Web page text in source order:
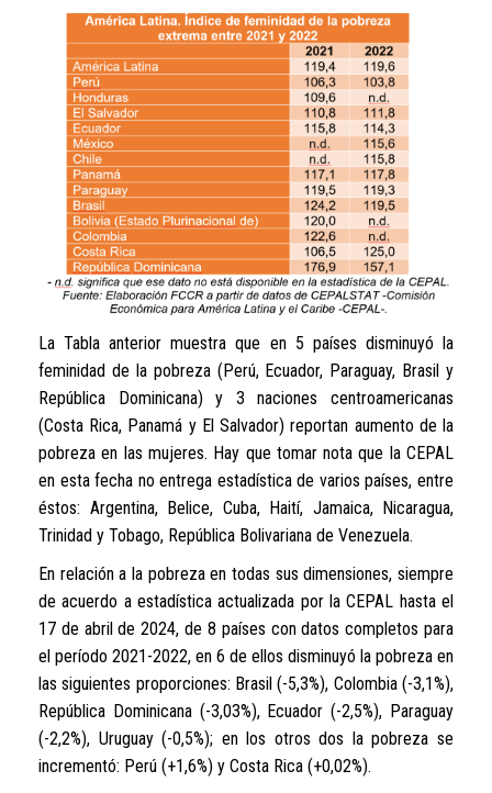
La Tabla anterior muestra que en 5 países disminuyó la
feminidad de la pobreza (Perú, Ecuador, Paraguay, Brasil y
República Dominicana) y 3 naciones centroamericanas
(Costa Rica, Panamá y El Salvador) reportan aumento de la
pobreza en las mujeres. Hay que tomar nota que la CEPAL
en esta fecha no entrega estadística de varios países, entre
éstos: Argentina, Belice, Cuba, Haití, Jamaica, Nicaragua,
Trinidad y Tobago, República Bolivariana de Venezuela.
En relación a la pobreza en todas sus dimensiones, siempre
de acuerdo a estadística actualizada por la CEPAL hasta el
17 de abril de 2024, de 8 países con datos completos para
el período 2021-2022, en 6 de ellos disminuyó la pobreza en
las siguientes proporciones: Brasil (-5,3%), Colombia (-3,1%),
República Dominicana (-3,03%), Ecuador (-2,5%), Paraguay
(-2,2%), Uruguay (-0,5%); en los otros dos la pobreza se
incrementó: Perú (+1,6%) y Costa Rica (+0,02%).